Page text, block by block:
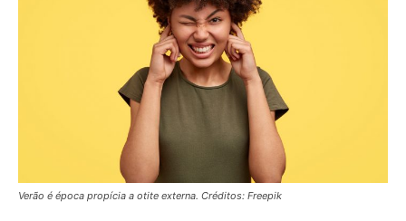
Verão é época propícia a otite externa. Créditos: Freepik